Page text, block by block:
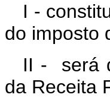
I -
do imposto
II - será
da Receita